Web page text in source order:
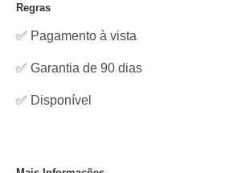
Regras
✅ Pagamento à vista
✅ Garantia de 90 dias
✅ Disponível